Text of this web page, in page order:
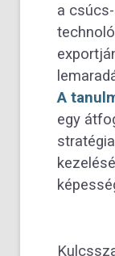
a csúcs-
A
egy